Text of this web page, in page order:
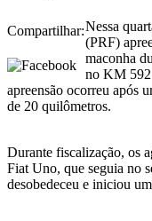
Compartilhar:Nessa
(PRF)
maconha
no KM 592
apreensão ocorreu após
de 20 quilômetros.
Durante fiscalização, os
Fiat Uno, que seguia no
desobedeceu e iniciou